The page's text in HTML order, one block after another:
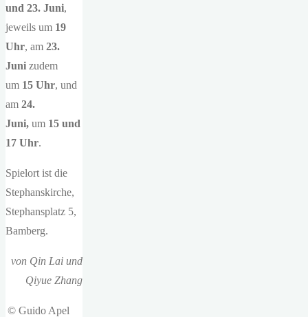
und 23. Juni,
jeweils um 19
Uhr, am 23.
Juni zudem
um 15 Uhr, und
am 24.
Juni, um 15 und
17 Uhr.
Spielort ist die
Stephanskirche,
Stephansplatz 5,
Bamberg.
von Qin Lai und
Qiyue Zhang
© Guido Apel